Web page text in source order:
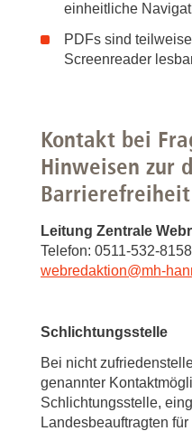
einheitliche
PDFs sind
Screenreader
Kontakt bei
Hinweisen zur
Barrierefreiheit
Leitung Zentrale
Telefon: 0511-532-
webredaktion@mh-
Schlichtungsstelle
Bei nicht
genannter
Schlichtungsstelle,
Landesbeauftragten